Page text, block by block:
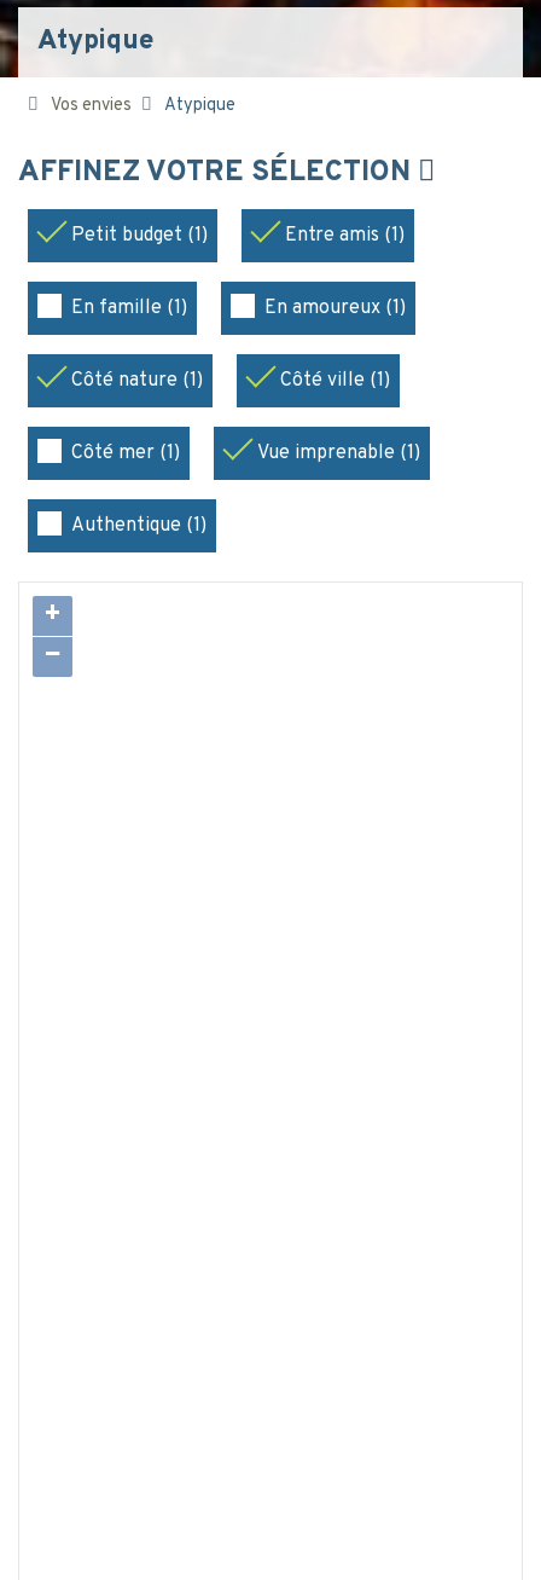
Atypique
Vos envies Atypique
AFFINEZ VOTRE SÉLECTION
Petit budget (1) Entre amis (1)
En famille (1) En amoureux (1)
Côté nature (1) Côté ville (1)
Côté mer (1) Vue imprenable (1)
Authentique (1)
+
−